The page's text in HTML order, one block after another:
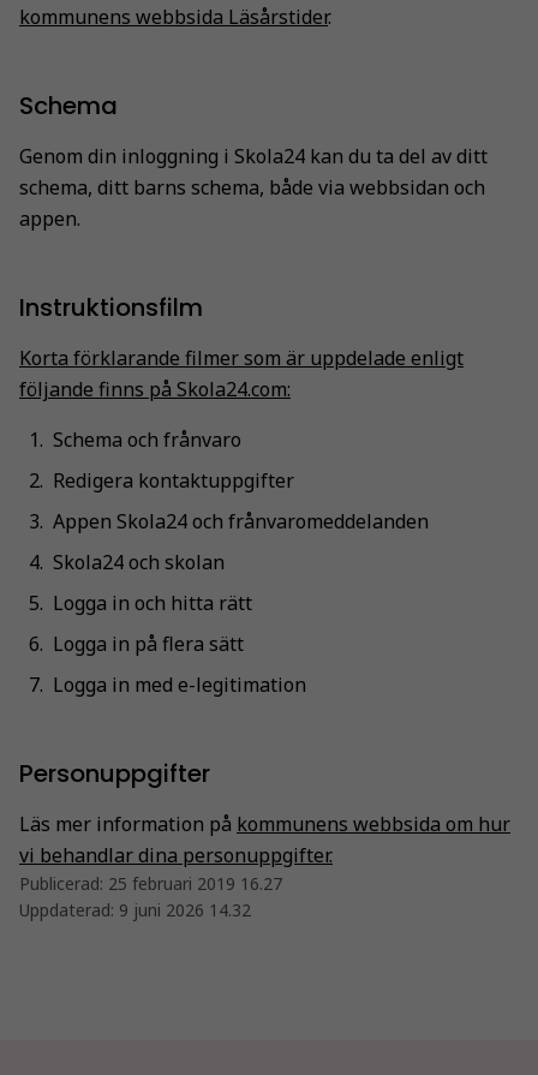
kommunens webbsida Läsårstider.
Schema
Genom din inloggning i Skola24 kan du ta del av ditt
schema, ditt barns schema, både via webbsidan och
appen.
Instruktionsfilm
Korta förklarande filmer som är uppdelade enligt
följande finns på Skola24.com:
Schema och frånvaro
Redigera kontaktuppgifter
Appen Skola24 och frånvaromeddelanden
Skola24 och skolan
Logga in och hitta rätt
Logga in på flera sätt
Logga in med e-legitimation
Personuppgifter
Läs mer information på kommunens webbsida om hur
vi behandlar dina personuppgifter.
Publicerad: 25 februari 2019 16.27
Uppdaterad: 9 juni 2026 14.32